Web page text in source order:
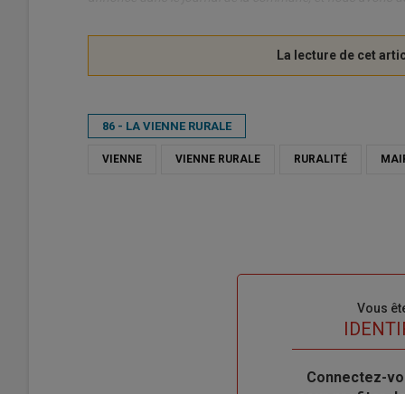
86 - LA VIENNE RURALE
VIENNE VIENNE RURALE RURALITÉ
Vous
Body
Connectez-